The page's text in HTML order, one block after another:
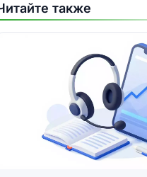
также